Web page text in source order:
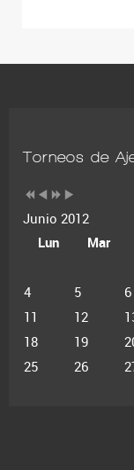
Torneos de
Junio 2012
Lun
Mar
4
5 6
11
12
18
19
25
26